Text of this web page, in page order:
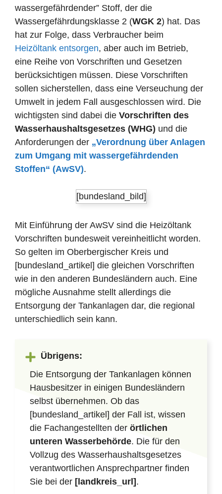
wassergefährdender” Stoff, der die
Wassergefährdungsklasse 2 (WGK 2) hat. Das
hat zur Folge, dass Verbraucher beim
Heizöltank entsorgen, aber auch im Betrieb,
eine Reihe von Vorschriften und Gesetzen
berücksichtigen müssen. Diese Vorschriften
sollen sicherstellen, dass eine Verseuchung der
Umwelt in jedem Fall ausgeschlossen wird. Die
wichtigsten sind dabei die Vorschriften des
Wasserhaushaltsgesetzes (WHG) und die
Anforderungen der „Verordnung über Anlagen
zum Umgang mit wassergefährdenden
Stoffen“ (AwSV).
[bundesland_bild]
Mit Einführung der AwSV sind die Heizöltank
Vorschriften bundesweit vereinheitlicht worden.
So gelten im Oberbergischer Kreis und
[bundesland_artikel] die gleichen Vorschriften
wie in den anderen Bundesländern auch. Eine
mögliche Ausnahme stellt allerdings die
Entsorgung der Tankanlagen dar, die regional
unterschiedlich sein kann.
Übrigens:
Die Entsorgung der Tankanlagen können
Hausbesitzer in einigen Bundesländern
selbst übernehmen. Ob das
[bundesland_artikel] der Fall ist, wissen
die Fachangestellten der örtlichen
unteren Wasserbehörde. Die für den
Vollzug des Wasserhaushaltsgesetzes
verantwortlichen Ansprechpartner finden
Sie bei der [landkreis_url] .